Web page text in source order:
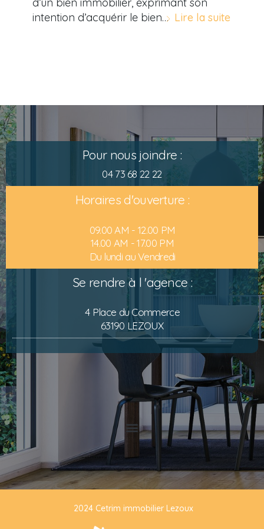
d’un bien immobilier, exprimant son
intention d’acquérir le bien… Lire la suite
Pour nous joindre :
04 73 68 22 22
Horaires d'ouverture :
09.00 AM - 12.00 PM
14.00 AM - 17.00 PM
Du lundi au Vendredi
Se rendre à l 'agence :
4 Place du Commerce
63190 LEZOUX
2024 Cetrim immobilier Lezoux